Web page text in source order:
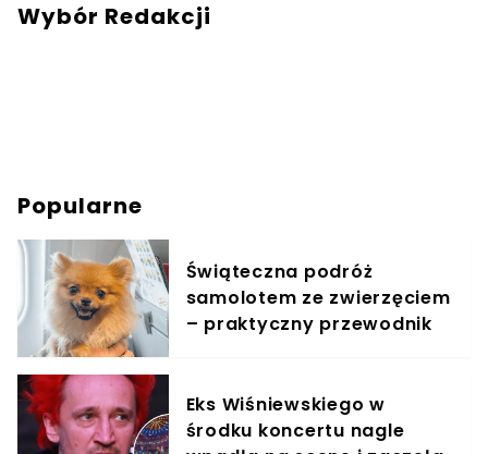
Wybór Redakcji
Popularne
Świąteczna podróż
samolotem ze zwierzęciem
– praktyczny przewodnik
Eks Wiśniewskiego w
środku koncertu nagle